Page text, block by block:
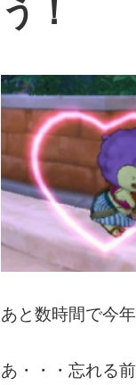
う！
あと数時間で今
あ・・・忘れる